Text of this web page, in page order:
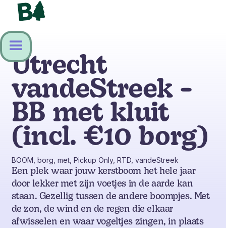
Utrecht
vandeStreek -
BB met kluit
(incl. €10 borg)
BOOM, borg, met, Pickup Only, RTD, vandeStreek
Een plek waar jouw kerstboom het hele jaar
door lekker met zijn voetjes in de aarde kan
staan. Gezellig tussen de andere boompjes. Met
de zon, de wind en de regen die elkaar
afwisselen en waar vogeltjes zingen, in plaats